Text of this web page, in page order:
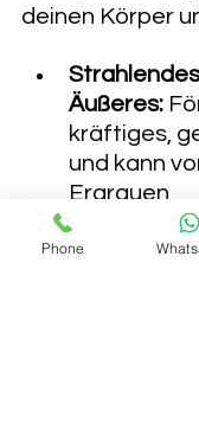
deinen Körper
Äußeres:
kräftiges,
und kann
Ergrauen
deiner Haut
Phone